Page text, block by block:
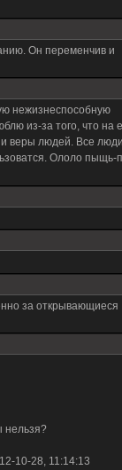
Он переменчив и
нежизнеспособную
из-за того, что на
и веры людей. Все
Ололо
за открывающиеся
нельзя?
10-28, 11:14:13